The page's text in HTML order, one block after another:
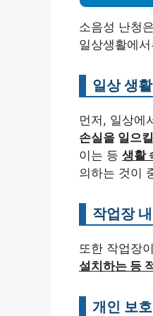
소음성 난청
일상생활에
일상 생
먼저, 일상에
손실을 일으
이는 등 생활
의하는 것이
작업장
또한 작업장
설치하는 등
개인 보